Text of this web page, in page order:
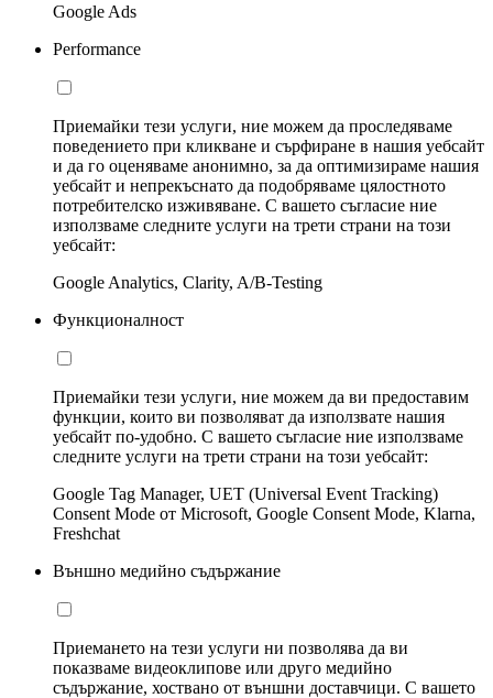
Google Ads
Performance
Приемайки тези услуги, ние можем да проследяваме
поведението при кликване и сърфиране в нашия уебсайт
и да го оценяваме анонимно, за да оптимизираме нашия
уебсайт и непрекъснато да подобряваме цялостното
потребителско изживяване. С вашето съгласие ние
използваме следните услуги на трети страни на този
уебсайт:
Google Analytics, Clarity, A/B-Testing
Функционалност
Приемайки тези услуги, ние можем да ви предоставим
функции, които ви позволяват да използвате нашия
уебсайт по-удобно. С вашето съгласие ние използваме
следните услуги на трети страни на този уебсайт:
Google Tag Manager, UET (Universal Event Tracking)
Consent Mode от Microsoft, Google Consent Mode, Klarna,
Freshchat
Външно медийно съдържание
Приемането на тези услуги ни позволява да ви
показваме видеоклипове или друго медийно
съдържание, хоствано от външни доставчици. С вашето